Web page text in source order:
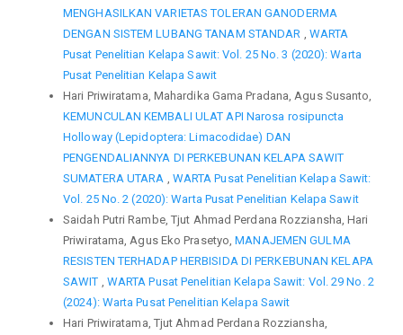
MENGHASILKAN VARIETAS TOLERAN GANODERMA
DENGAN SISTEM LUBANG TANAM STANDAR
WARTA
Pusat Penelitian Kelapa Sawit: Vol. 25 No. 3 (2020): Warta
Pusat Penelitian Kelapa Sawit
Hari Priwiratama, Mahardika Gama Pradana, Agus Susanto,
KEMUNCULAN KEMBALI ULAT API Narosa rosipuncta
Holloway (Lepidoptera: Limacodidae) DAN
PENGENDALIANNYA DI PERKEBUNAN KELAPA SAWIT
SUMATERA UTARA
WARTA Pusat Penelitian Kelapa Sawit:
Vol. 25 No. 2 (2020): Warta Pusat Penelitian Kelapa Sawit
Saidah Putri Rambe, Tjut Ahmad Perdana Rozziansha, Hari
Priwiratama, Agus Eko Prasetyo,MANAJEMEN GULMA
RESISTEN TERHADAP HERBISIDA DI PERKEBUNAN KELAPA
SAWIT
WARTA Pusat Penelitian Kelapa Sawit: Vol. 29 No. 2
(2024): Warta Pusat Penelitian Kelapa Sawit
Hari Priwiratama, Tjut Ahmad Perdana Rozziansha,